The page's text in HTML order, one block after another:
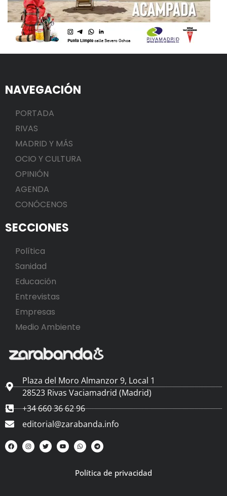
NAVEGACIÓN
PORTADA
RIVAS
MADRID Y MÁS
OCIO Y CULTURA
OPINIÓN
AGENDA
CONÓCENOS
SECCIONES
Política
Sanidad
Educación
Entrevistas
Empresas
Medio Ambiente
Plaza del Moro Almanzor 9, Local 1
28523 Rivas Vaciamadrid (Madrid)
+34 660 36 62 96
editorial@zarabanda.info
Política de privacidad